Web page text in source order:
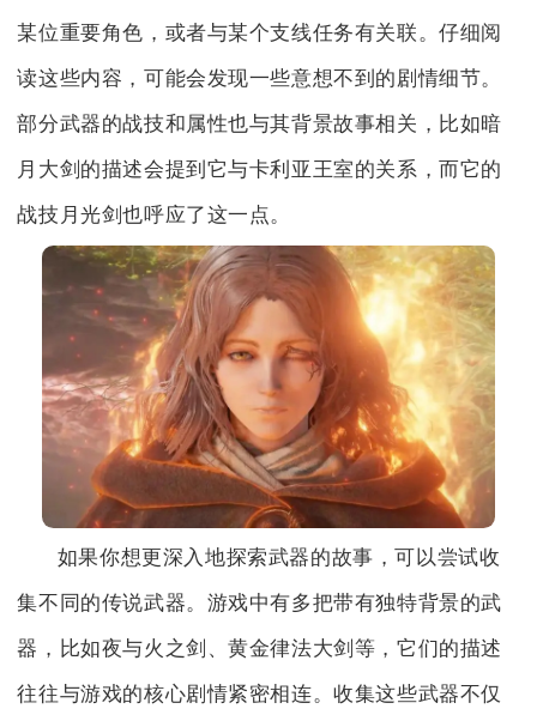
某位重要角色，或者与某个支线任务有关联。仔细阅
读这些内容，可能会发现一些意想不到的剧情细节。
部分武器的战技和属性也与其背景故事相关，比如暗
月大剑的描述会提到它与卡利亚王室的关系，而它的
战技月光剑也呼应了这一点。
如果你想更深入地探索武器的故事，可以尝试收
集不同的传说武器。游戏中有多把带有独特背景的武
器，比如夜与火之剑、黄金律法大剑等，它们的描述
往往与游戏的核心剧情紧密相连。收集这些武器不仅